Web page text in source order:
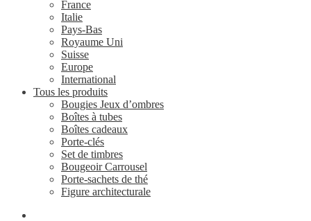
France
Italie
Pays-Bas
Royaume Uni
Suisse
Europe
International
Tous les produits
Bougies Jeux d’ombres
Boîtes à tubes
Boîtes cadeaux
Porte-clés
Set de timbres
Bougeoir Carrousel
Porte-sachets de thé
Figure architecturale